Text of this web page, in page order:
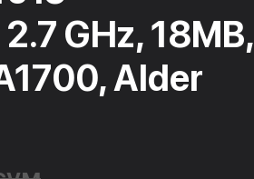
GHz, 18MB,
Alder